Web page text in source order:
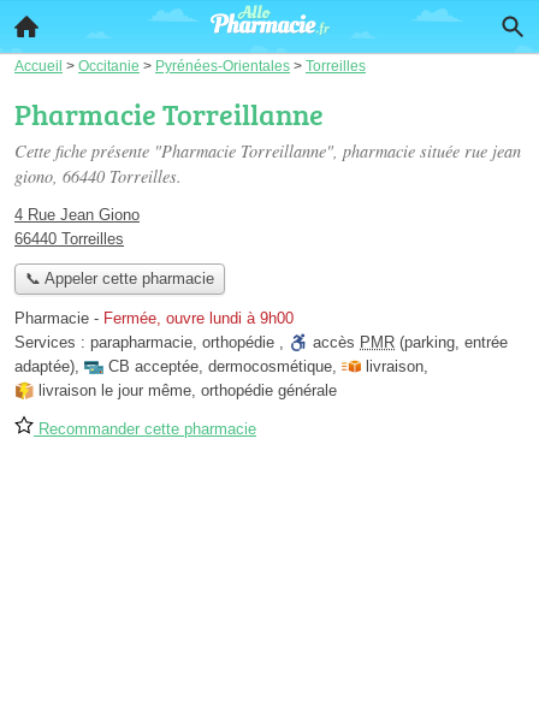
Accueil > Occitanie > Pyrénées-Orientales > Torreilles
Pharmacie Torreillanne
Cette fiche présente "Pharmacie Torreillanne", pharmacie située rue jean
giono, 66440 Torreilles.
4 Rue Jean Giono
66440 Torreilles
📞 Appeler cette pharmacie
Pharmacie - Fermée, ouvre lundi à 9h00
Services : parapharmacie, orthopédie , accès PMR (parking, entrée
adaptée), CB acceptée, dermocosmétique, livraison,
livraison le jour même, orthopédie générale
Recommander cette pharmacie